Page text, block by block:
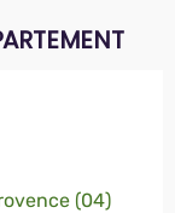
(04)